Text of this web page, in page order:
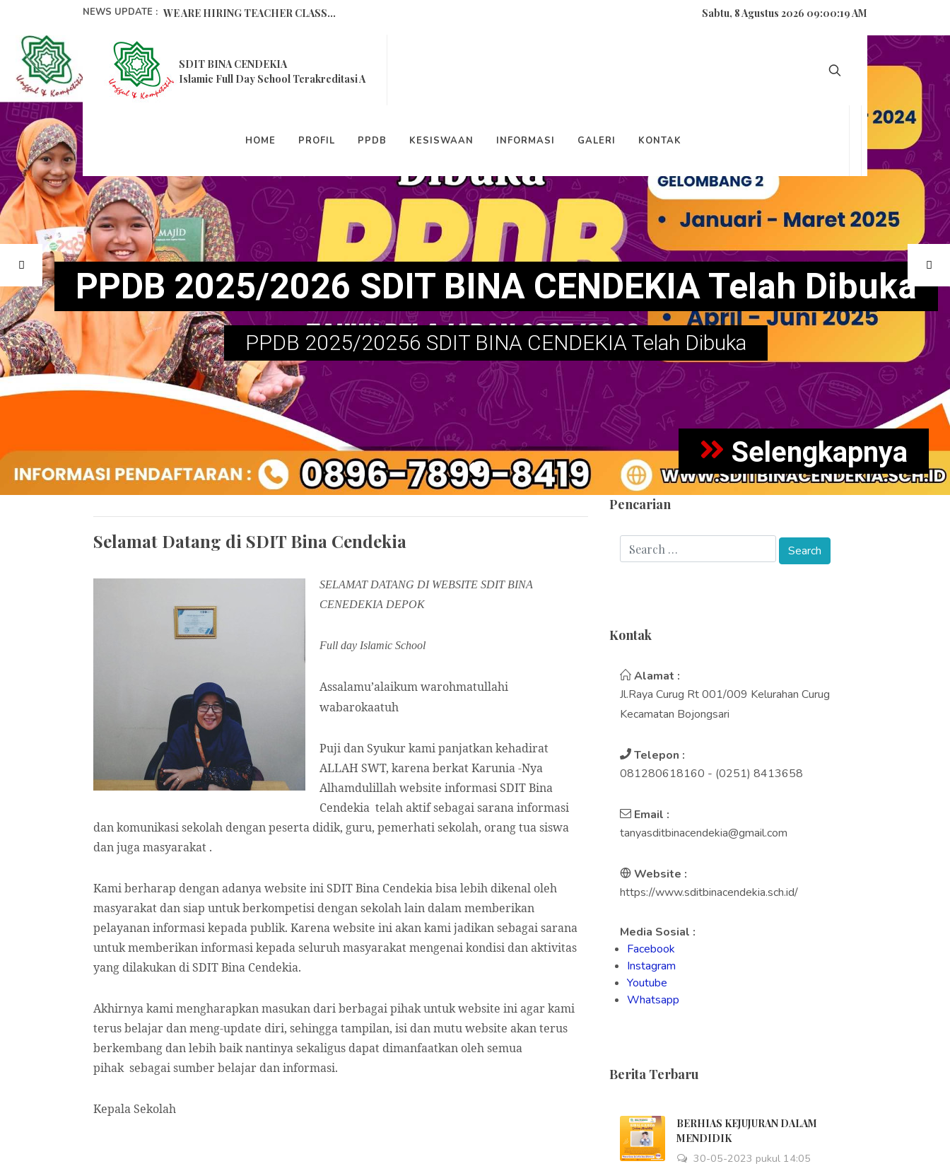
NEWS UPDATE :
9 Cara Memperbaiki Mental Anak Yang Sering Dimarahi...
Kegiatan Program Organisasi Penggerak (POP) Program Multimed...
Ekstrakurikuler Taekwondo...
Pesantren Kilat Ramadhan 1443H SDIT Bina Cendekia Sukses Dil...
BERHIAS KEJUJURAN DALAM MENDIDIK...
WE ARE HIRING TEACHER CLASS...
Sabtu, 8 Agustus 2026 09:00:20 AM
SDIT BINA CENDEKIA
Islamic Full Day School Terakreditasi A
HOME PROFIL PPDB KESISWAAN INFORMASI GALERI KONTAK
PPDB 2025/2026 SDIT BINA CENDEKIA Telah Dibuka
PPDB 2025/20256 SDIT BINA CENDEKIA Telah Dibuka
Selengkapnya
Selamat Datang di SDIT Bina Cendekia
SELAMAT DATANG DI WEBSITE SDIT BINA
CENEDEKIA DEPOK
Full day Islamic School
Assalamu’alaikum warohmatullahi
wabarokaatuh
Puji dan Syukur kami panjatkan kehadirat
ALLAH SWT, karena berkat Karunia -Nya
Alhamdulillah website informasi SDIT Bina
Cendekia telah aktif sebagai sarana informasi
dan komunikasi sekolah dengan peserta didik, guru, pemerhati sekolah, orang tua siswa
dan juga masyarakat .
Kami berharap dengan adanya website ini SDIT Bina Cendekia bisa lebih dikenal oleh
masyarakat dan siap untuk berkompetisi dengan sekolah lain dalam memberikan
pelayanan informasi kepada publik. Karena website ini akan kami jadikan sebagai sarana
untuk memberikan informasi kepada seluruh masyarakat mengenai kondisi dan aktivitas
yang dilakukan di SDIT Bina Cendekia.
Akhirnya kami mengharapkan masukan dari berbagai pihak untuk website ini agar kami
terus belajar dan meng-update diri, sehingga tampilan, isi dan mutu website akan terus
berkembang dan lebih baik nantinya sekaligus dapat dimanfaatkan oleh semua
pihak sebagai sumber belajar dan informasi.
Kepala Sekolah
Pencarian
Kontak
Alamat :
Jl.Raya Curug Rt 001/009 Kelurahan Curug
Kecamatan Bojongsari
Telepon :
081280618160 - (0251) 8413658
Email :
tanyasditbinacendekia@gmail.com
Website :
https://www.sditbinacendekia.sch.id/
Media Sosial :
Facebook
Instagram
Youtube
Whatsapp
Berita Terbaru
BERHIAS KEJUJURAN DALAM
MENDIDIK
30-05-2023 pukul 14:05